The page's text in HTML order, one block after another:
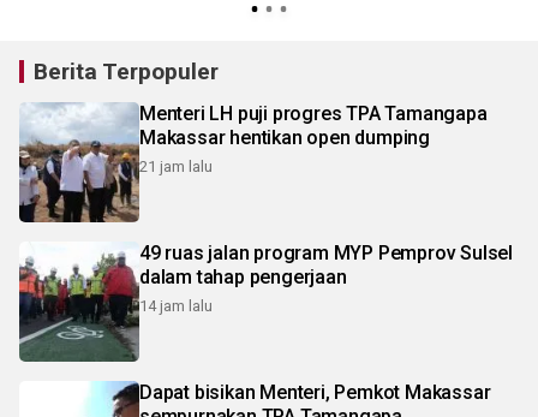
Berita Terpopuler
Menteri LH puji progres TPA Tamangapa
Makassar hentikan open dumping
21 jam lalu
49 ruas jalan program MYP Pemprov Sulsel
dalam tahap pengerjaan
14 jam lalu
Dapat bisikan Menteri, Pemkot Makassar